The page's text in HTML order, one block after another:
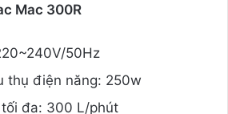
Mac 300R
50Hz
thụ điện năng: 250w
đa: 300 L/phút